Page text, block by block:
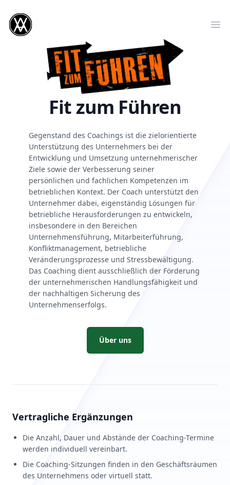
Fit zum Führen
Gegenstand des Coachings ist die zielorientierte
Unterstützung des Unternehmers bei der
Entwicklung und Umsetzung unternehmerischer
Ziele sowie der Verbesserung seiner
persönlichen und fachlichen Kompetenzen im
betrieblichen Kontext. Der Coach unterstützt den
Unternehmer dabei, eigenständig Lösungen für
betriebliche Herausforderungen zu entwickeln,
insbesondere in den Bereichen
Unternehmensführung, Mitarbeiterführung,
Konfliktmanagement, betriebliche
Veränderungsprozesse und Stressbewältigung.
Das Coaching dient ausschließlich der Förderung
der unternehmerischen Handlungsfähigkeit und
der nachhaltigen Sicherung des
Unternehmenserfolgs.
Über uns
Vertragliche Ergänzungen
Die Anzahl, Dauer und Abstände der Coaching-Termine
werden individuell vereinbart.
Die Coaching-Sitzungen finden in den Geschäftsräumen
des Unternehmens oder virtuell statt.